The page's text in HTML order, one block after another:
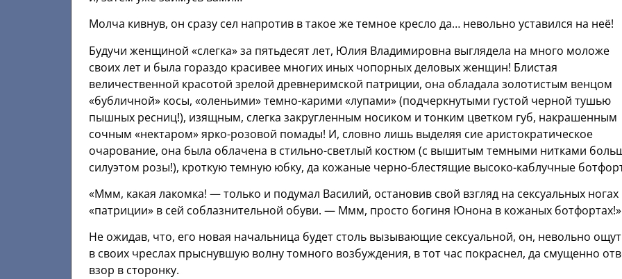
Молча кивнув, он сразу сел напротив в такое же темное кресло да… невольно уставился на неё!
Будучи женщиной «слегка» за пятьдесят лет, Юлия Владимировна выглядела на много моложе
своих лет и была гораздо красивее многих иных чопорных деловых женщин! Блистая
величественной красотой зрелой древнеримской патриции, она обладала золотистым венцом
«бубличной» косы, «оленьими» темно-карими «лупами» (подчеркнутыми густой черной тушью
пышных ресниц!), изящным, слегка закругленным носиком и тонким цветком губ, накрашенным
сочным «нектаром» ярко-розовой помады! И, словно лишь выделяя сие аристократическое
очарование, она была облачена в стильно-светлый костюм (с вышитым темными нитками
силуэтом розы!), кроткую темную юбку, да кожаные черно-блестящие высоко-каблучные
«Ммм, какая лакомка! — только и подумал Василий, остановив свой взгляд на сексуальных ногах
«патриции» в сей соблазнительной обуви. — Ммм, просто богиня Юнона в кожаных ботфортах!»
Не ожидав, что, его новая начальница будет столь вызывающие сексуальной, он, невольно
в своих чреслах прыснувшую волну томного возбуждения, в тот час покраснел, да смущенно
взор в сторонку.